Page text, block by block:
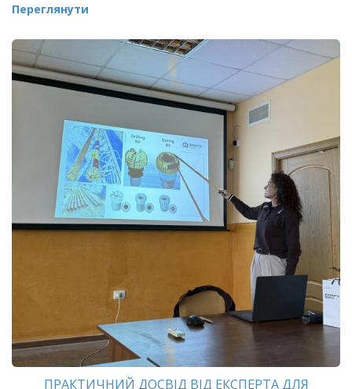
Переглянути
ПРАКТИЧНИЙ ДОСВІД ВІД ЕКСПЕРТА ДЛЯ